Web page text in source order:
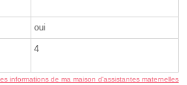
oui
4
informations de ma maison d'assistantes maternelles